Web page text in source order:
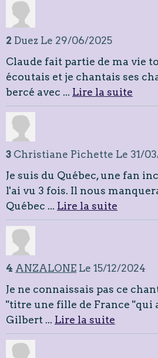
2 Duez Le 29/06/2025
Claude fait partie de ma vie
écoutais et je chantais ses
bercé avec ... Lire la suite
3 Christiane Pichette Le 31/
Je suis du Québec, une fan
l'ai vu 3 fois. Il nous
Québec ... Lire la suite
4 ANZALONE Le 15/12/2024
Je ne connaissais pas ce
"titre une fille de France "qui
Gilbert ... Lire la suite